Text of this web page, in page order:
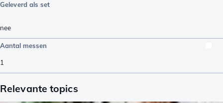
Geleverd als set
nee
Aantal messen
1
Relevante topics